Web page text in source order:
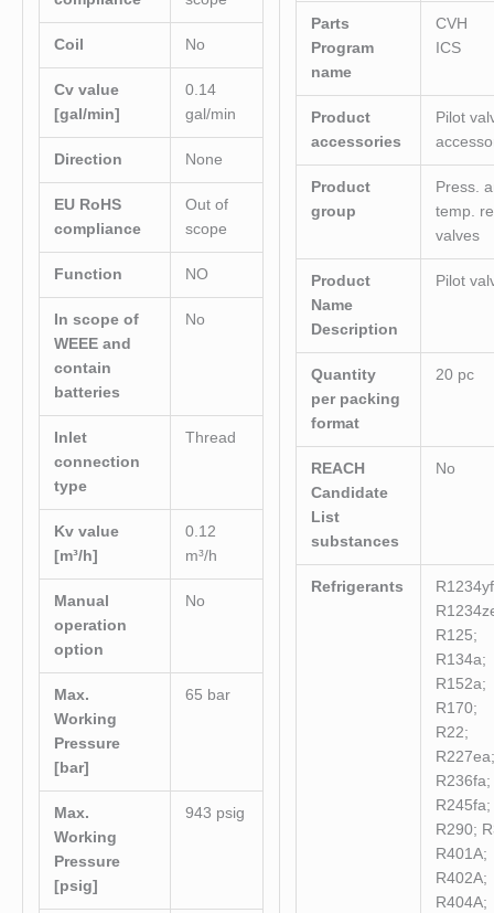
Coil No
Cv value
[gal/min]
0.14
gal/min
Direction None
EU RoHS
compliance
Out of
scope
Function NO
In scope of
WEEE and
contain
batteries
No
Inlet
connection
type
Thread
Kv value
[m³/h]
0.12
m³/h
Manual
operation
option
No
Max.
Working
Pressure
[bar]
65 bar
Max.
Working
Pressure
[psig]
943 psig
Parts
Program
name
CVH
ICS
Product
accessories
Pilot
Product
group
Press.
temp.
valves
Product
Name
Description
Pilot
Quantity
per packing
format
20 pc
REACH
Candidate
List
substances
No
Refrigerants
R125;
R134a;
R152a;
R170;
R22;
R236fa;
R245fa;
R290;
R401A;
R402A;
R404A;